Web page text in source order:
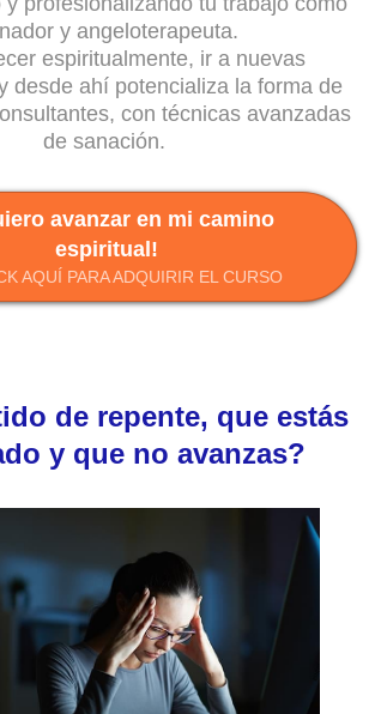
y angeloterapeuta.
espiritualmente, ir a nuevas
desde ahí potencializa la forma de
con técnicas avanzadas
de sanación.
avanzar en mi camino
espiritual!
AQUÍ PARA ADQUIRIR EL CURSO
de repente, que estás
y que no avanzas?